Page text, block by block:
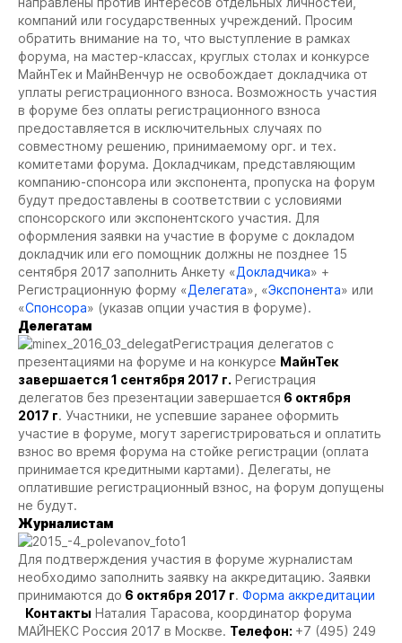
компаний или государственных учреждений. Просим
обратить внимание на то, что выступление в рамках
форума, на мастер-классах, круглых столах и конкурсе
МайнТек и МайнВенчур не освобождает докладчика от
уплаты регистрационного взноса. Возможность участия
в форуме без оплаты регистрационного взноса
предоставляется в исключительных случаях по
совместному решению, принимаемому орг. и тех.
комитетами форума. Докладчикам, представляющим
компанию-спонсора или экспонента, пропуска на форум
будут предоставлены в соответствии с условиями
спонсорского или экспонентского участия. Для
оформления заявки на участие в форуме с докладом
докладчик или его помощник должны не позднее 15
сентября 2017 заполнить Анкету «Докладчика» +
Регистрационную форму «Делегата», «Экспонента» или
«Спонсора» (указав опции участия в форуме).
Делегатам
Регистрация делегатов с
презентациями на форуме и на конкурсе МайнТек
завершается 1 сентября 2017 г. Регистрация
делегатов без презентации завершается 6 октября
2017 г. Участники, не успевшие заранее оформить
участие в форуме, могут зарегистрироваться и оплатить
взнос во время форума на стойке регистрации (оплата
принимается кредитными картами). Делегаты, не
оплатившие регистрационный взнос, на форум допущены
не будут.
Журналистам
Для подтверждения участия в форуме журналистам
необходимо заполнить заявку на аккредитацию. Заявки
принимаются до 6 октября 2017 г. Форма аккредитации
Контакты Наталия Тарасова, координатор форума
МАЙНЕКС Россия 2017 в Москве. Телефон: +7 (495) 249